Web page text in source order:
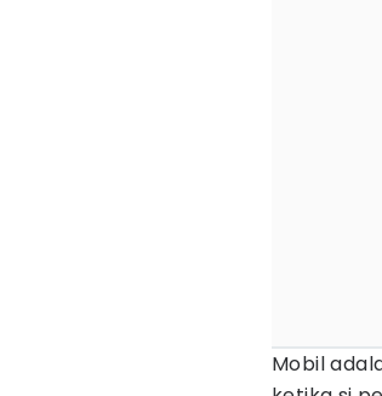
Mobil